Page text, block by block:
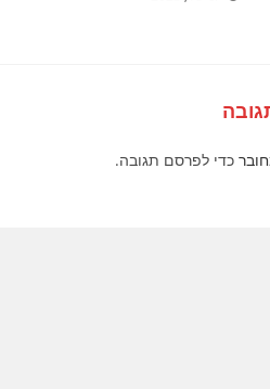
כדי לפרסם תגובה.